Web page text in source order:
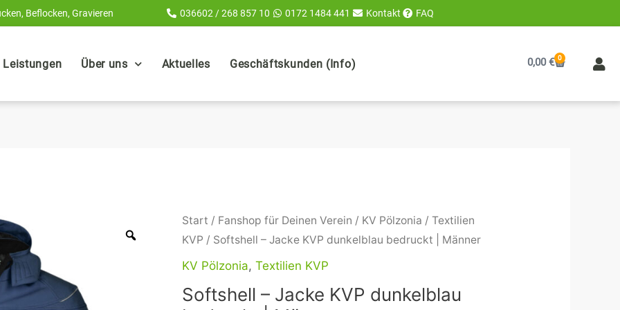
Beflocken, Gravieren 036602 / 268 857 10 0172 1484 441 Kontakt FAQ
Leistungen Über uns Aktuelles Geschäftskunden (Info) 0,00€ 0
Warenkorb
Start / Fanshop für Deinen Verein / KV Pölzonia / Textilien
KVP / Softshell – Jacke KVP dunkelblau bedruckt | Männer
KV Pölzonia, Textilien KVP
Softshell – Jacke KVP dunkelblau
Softshell
-
Jacke
dunkelblau